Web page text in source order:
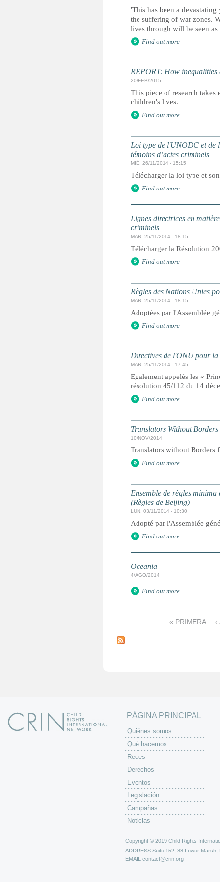
'This has been a
the suffering of war zones.
lives through will be seen
Find out more
REPORT: How inequalities
20/FEB/2015
This piece of research
children's lives.
Find out more
Loi type de l'UNODC et de
témoins d’actes criminels
MIÉ, 26/11/2014 - 15:15
Télécharger la loi type et
Find out more
Lignes directrices en
criminels
MAR, 25/11/2014 - 18:15
Télécharger la Résolution
Find out more
Règles des Nations Unies
MAR, 25/11/2014 - 18:15
Adoptées par l'Assemblée
Find out more
Directives de l'ONU pour la
MAR, 25/11/2014 - 17:45
Egalement appelés les «
résolution 45/112 du 14
Find out more
Translators Without Borders
10/NOV/2014
Translators without Borders
Find out more
Ensemble de règles
(Règles de Beijing)
LUN, 03/11/2014 - 10:30
Adopté par l'Assemblée
Find out more
Oceania
4/AGO/2014
Find out more
á
« PRIMERA ‹
PÁGINA PRINCIPAL
Quiénes somos
Qué hacemos
Redes
Derechos
Eventos
Legislación
Campañas
Noticias
Copyright © 2019 Child Rights
ADDRESS Suite 152, 88 Lower Marsh,
EMAIL contact@crin.org